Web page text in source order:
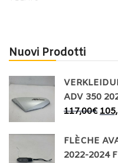
Nuovi Prodotti
ADV 350
117,00€
FLÈCHE
2022-2024